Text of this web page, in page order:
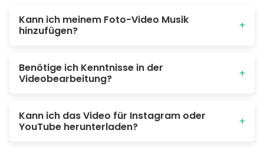
Kann ich meinem Foto-Video Musik
hinzufügen?
+
können Ihr eigenes Audio hochladen oder direkt über Ihr
Mikrofon aufnehmen. Es werden mehrere Audiospuren
Benötige ich Kenntnisse in der
Videobearbeitung?
+
für Anfänger konzipiert - einfach klicken und erstellen.
Effekte werden automatisch angewendet.
Kann ich das Video für Instagram oder
YouTube herunterladen?
+